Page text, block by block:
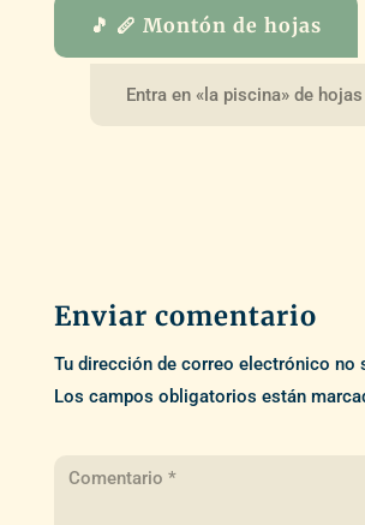
🎵 🪈 Montón de hojas
Entra en «la piscina» de hojas
Enviar comentario
Tu dirección de correo electrónico no
Los campos obligatorios están